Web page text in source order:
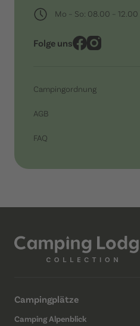
Mo – So: 08.00 –
Folge uns
Campingordnung
AGB
FAQ
Campingplätze
Camping Alpenblick